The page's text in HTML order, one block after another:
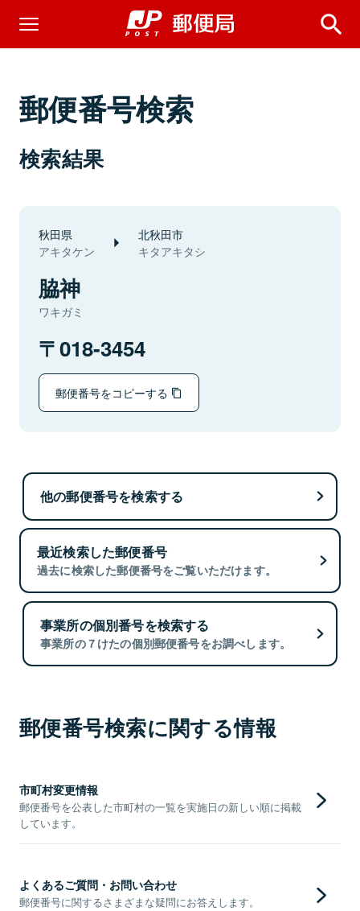
郵便番号検索
検索結果
秋田県
アキタケン
北秋田市
キタアキタシ
脇神
ワキガミ
018-3454
郵便番号をコピーする
他の郵便番号を検索する
最近検索した郵便番号
過去に検索した郵便番号をご覧いただけます。
事業所の個別番号を検索する
事業所の７けたの個別郵便番号をお調べします。
郵便番号検索に関する情報
市町村変更情報
郵便番号を公表した市町村の一覧を実施日の新しい順に掲載
しています。
よくあるご質問・お問い合わせ
郵便番号に関するさまざまな疑問にお答えします。